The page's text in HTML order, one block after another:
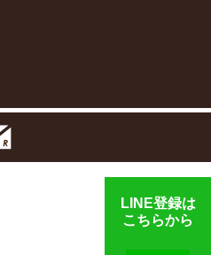
LINE登録は
こちらから